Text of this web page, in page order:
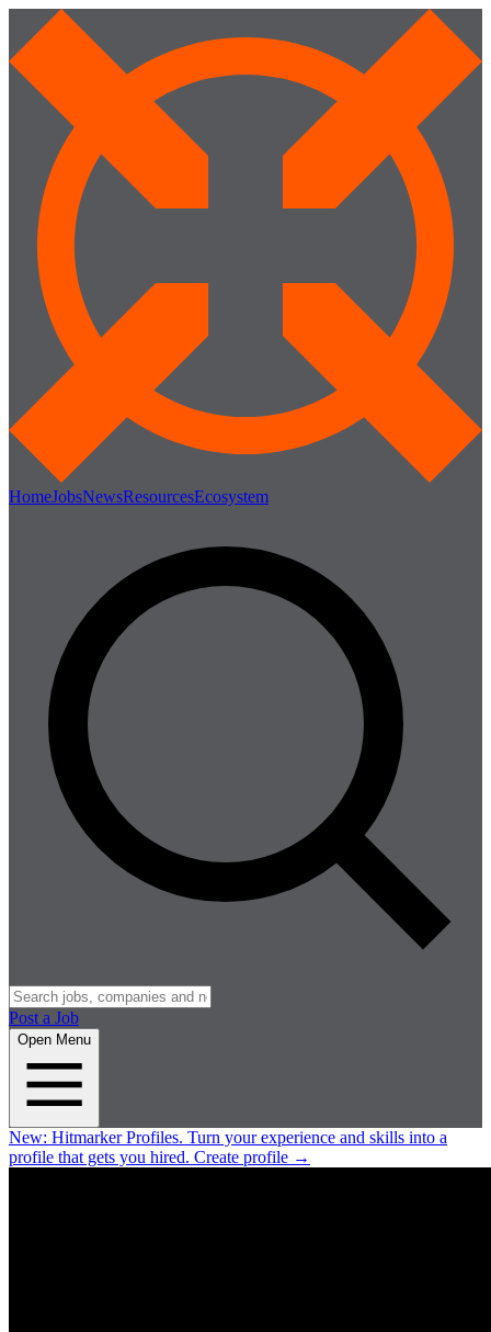
HomeJobsNewsResourcesEcosystem
Post a Job
Open Menu
New: Hitmarker Profiles. Turn your experience and skills into a
profile that gets you hired. Create profile →